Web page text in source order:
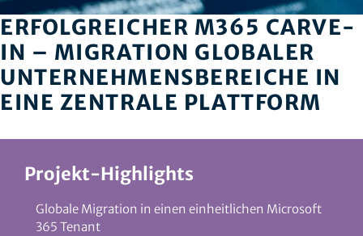
ERFOLGREICHER M365 CARVE-
IN – MIGRATION GLOBALER
UNTERNEHMENSBEREICHE IN
EINE ZENTRALE PLATTFORM
Projekt-Highlights
Globale Migration in einen einheitlichen Microsoft
365 Tenant